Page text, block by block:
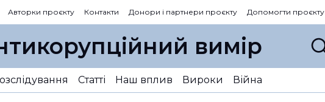
Авторки проєкту Контакти Донори і партнери проєкту Допомогти проєкту
вимір
Статті Наш вплив Вироки Війна